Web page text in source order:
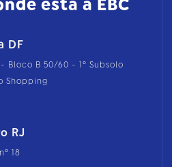
está a EBC
DF
Bloco B 50/60 - 1º Subsolo
Shopping
RJ
18